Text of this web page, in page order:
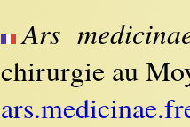
Ars
chirurgie au